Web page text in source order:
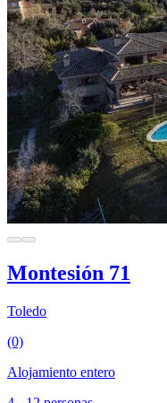
Montesión 71
Toledo
(0)
Alojamiento entero